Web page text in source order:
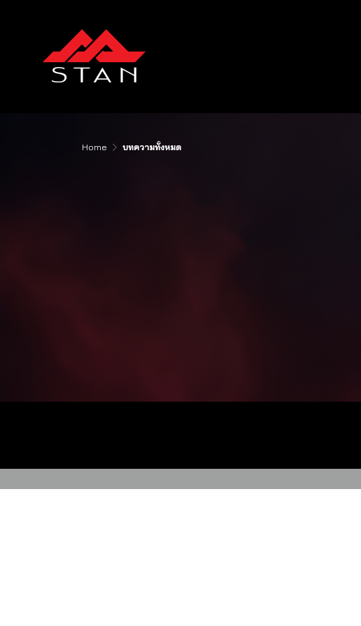
Home บทความทั้งหมด